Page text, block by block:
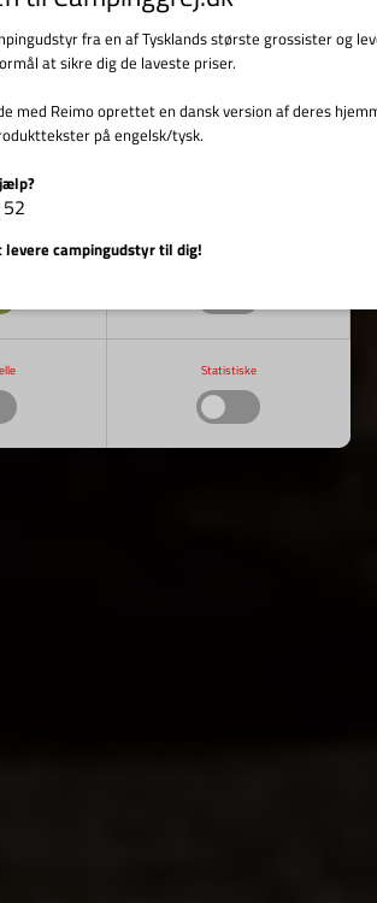
Markedsføring
Statistiske
campinglivet
duften af sommmer og sol
SE VORES CAMPINGTELTE
fra en af Tysklands største grossister og
at sikre dig de laveste priser.
med Reimo oprettet en dansk version af deres
på engelsk/tysk.
campingudstyr til dig!